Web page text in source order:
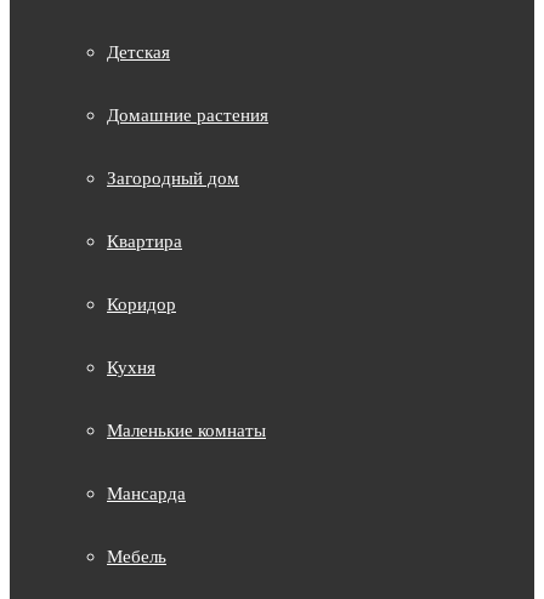
Детская
Домашние растения
Загородный дом
Квартира
Коридор
Кухня
Маленькие комнаты
Мансарда
Мебель